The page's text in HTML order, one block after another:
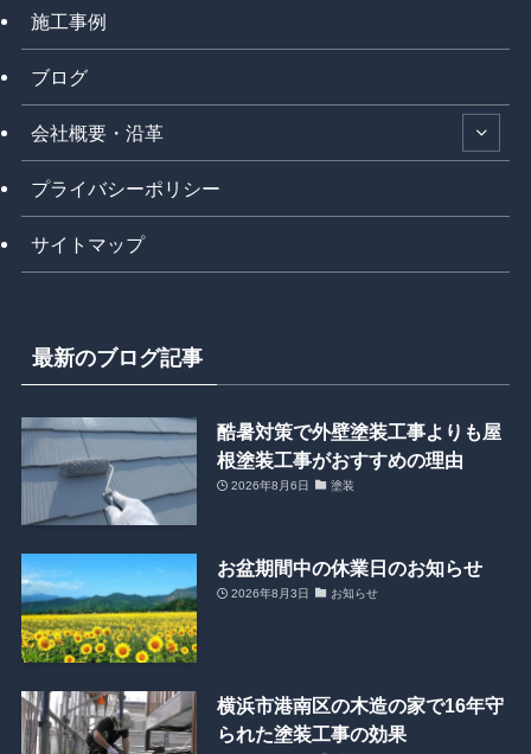
施工事例
ブログ
会社概要・沿革
プライバシーポリシー
サイトマップ
最新のブログ記事
酷暑対策で外壁塗装工事よりも屋
根塗装工事がおすすめの理由
2026年8月6日 塗装
お盆期間中の休業日のお知らせ
2026年8月3日 お知らせ
横浜市港南区の木造の家で16年守
られた塗装工事の効果